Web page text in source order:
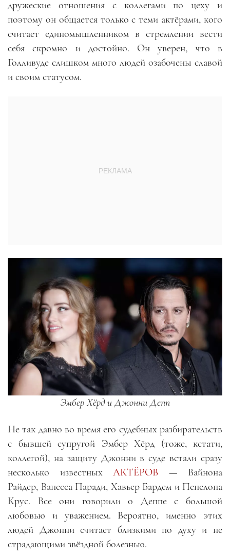
дружеские отношения с коллегами по цеху и
поэтому он общается только с теми актёрами, кого
считает единомышленником в стремлении вести
себя скромно и достойно. Он уверен, что в
Голливуде слишком много людей озабочены славой
и своим статусом.
Эмбер Хёрд и Джонни Депп
Не так давно во время его судебных разбирательств
с бывшей супругой Эмбер Хёрд (тоже, кстати,
коллегой), на защиту Джонни в суде встали сразу
несколько известных АКТЁРОВ — Вайнона
Райдер, Ванесса Паради, Хавьер Бардем и Пенелопа
Крус. Все они говорили о Деппе с большой
любовью и уважением. Вероятно, именно этих
людей Джонни считает близкими по духу и не
страдающими звёздной болезнью.